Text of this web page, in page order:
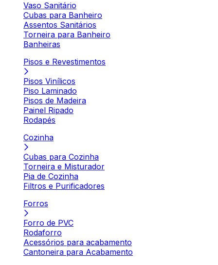
Vaso Sanitário
Cubas para Banheiro
Assentos Sanitários
Torneira para Banheiro
Banheiras
Pisos e Revestimentos
Pisos Vinílicos
Piso Laminado
Pisos de Madeira
Painel Ripado
Rodapés
Cozinha
Cubas para Cozinha
Torneira e Misturador
Pia de Cozinha
Filtros e Purificadores
Forros
Forro de PVC
Rodaforro
Acessórios para acabamento
Cantoneira para Acabamento